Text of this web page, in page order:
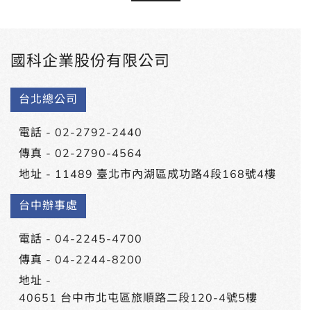
國科企業股份有限公司
台北總公司
電話 - 02-2792-2440
傳真 - 02-2790-4564
地址 - 11489 臺北市內湖區成功路4段168號4樓
台中辦事處
電話 - 04-2245-4700
傳真 - 04-2244-8200
地址 -
40651 台中市北屯區旅順路二段120-4號5樓